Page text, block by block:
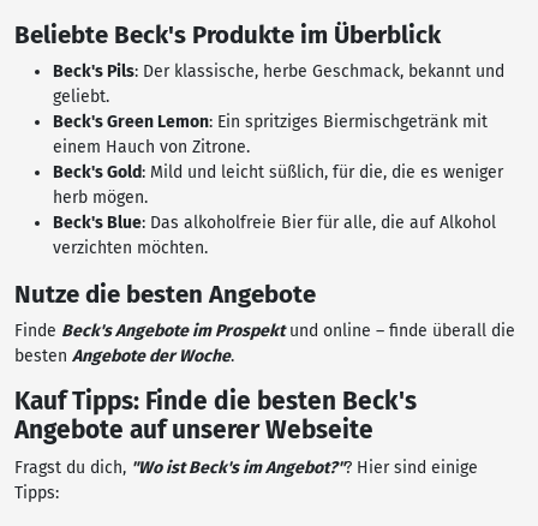
Beliebte Beck's Produkte im Überblick
Beck's Pils: Der klassische, herbe Geschmack, bekannt und
geliebt.
Beck's Green Lemon: Ein spritziges Biermischgetränk mit
einem Hauch von Zitrone.
Beck's Gold: Mild und leicht süßlich, für die, die es weniger
herb mögen.
Beck's Blue: Das alkoholfreie Bier für alle, die auf Alkohol
verzichten möchten.
Nutze die besten Angebote
Finde Beck's Angebote im Prospektund online – finde überall die
besten Angebote der Woche.
Kauf Tipps: Finde die besten Beck's
Angebote auf unserer Webseite
Fragst du dich, "Wo ist Beck's im Angebot?"? Hier sind einige
Tipps: